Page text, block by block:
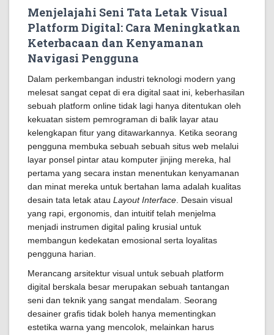
Menjelajahi Seni Tata Letak Visual
Platform Digital: Cara Meningkatkan
Keterbacaan dan Kenyamanan
Navigasi Pengguna
Dalam perkembangan industri teknologi modern yang
melesat sangat cepat di era digital saat ini, keberhasilan
sebuah platform online tidak lagi hanya ditentukan oleh
kekuatan sistem pemrograman di balik layar atau
kelengkapan fitur yang ditawarkannya. Ketika seorang
pengguna membuka sebuah sebuah situs web melalui
layar ponsel pintar atau komputer jinjing mereka, hal
pertama yang secara instan menentukan kenyamanan
dan minat mereka untuk bertahan lama adalah kualitas
desain tata letak atau Layout Interface . Desain visual
yang rapi, ergonomis, dan intuitif telah menjelma
menjadi instrumen digital paling krusial untuk
membangun kedekatan emosional serta loyalitas
pengguna harian.
Merancang arsitektur visual untuk sebuah platform
digital berskala besar merupakan sebuah tantangan
seni dan teknik yang sangat mendalam. Seorang
desainer grafis tidak boleh hanya mementingkan
estetika warna yang mencolok, melainkan harus